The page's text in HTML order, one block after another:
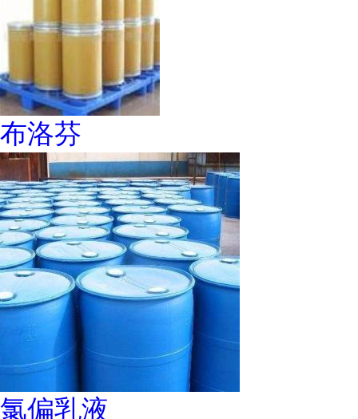
布洛芬
氯偏乳液